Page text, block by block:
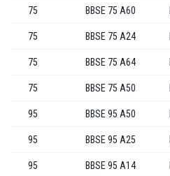
75 BBSE 75 A60
75 BBSE 75 A24
75 BBSE 75 A64
75 BBSE 75 A50
95 BBSE 95 A50
95 BBSE 95 A25
95 BBSE 95 A14